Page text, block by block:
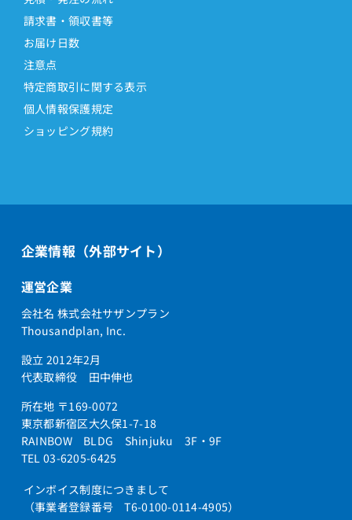
請求書・領収書等
お届け日数
注意点
特定商取引に関する表示
個人情報保護規定
ショッピング規約
企業情報（外部サイト）
運営企業
会社名 株式会社サザンプラン
Thousandplan, Inc.
設立 2012年2月
代表取締役 田中伸也
所在地 〒169-0072
東京都新宿区大久保1-7-18
RAINBOW BLDG Shinjuku 3F・9F
TEL 03-6205-6425
インボイス制度につきまして
（事業者登録番号 T6-0100-0114-4905）